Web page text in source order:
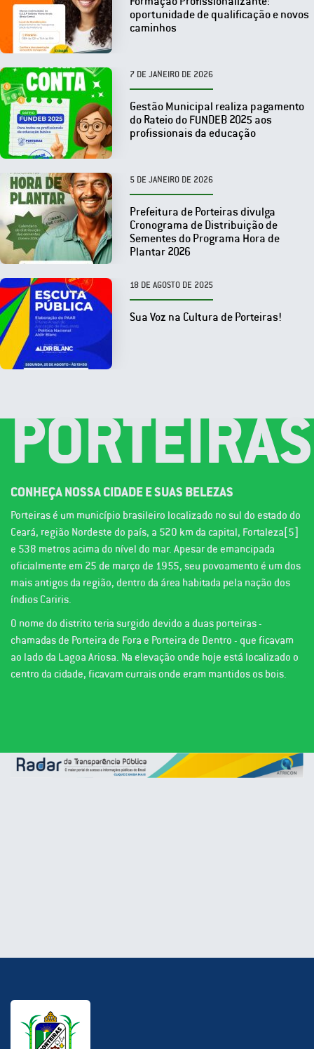
oportunidade de qualificação e novos
caminhos
7 DE JANEIRO DE 2026
Gestão Municipal realiza pagamento
do Rateio do FUNDEB 2025 aos
profissionais da educação
5 DE JANEIRO DE 2026
Prefeitura de Porteiras divulga
Cronograma de Distribuição de
Sementes do Programa Hora de
Plantar 2026
18 DE AGOSTO DE 2025
Sua Voz na Cultura de Porteiras!
PORTEIRAS
CONHEÇA NOSSA CIDADE E SUAS BELEZAS
Porteiras é um município brasileiro localizado no sul do estado do
Ceará, região Nordeste do país, a 520 km da capital, Fortaleza[5]
e 538 metros acima do nível do mar. Apesar de emancipada
oficialmente em 25 de março de 1955, seu povoamento é um dos
mais antigos da região, dentro da área habitada pela nação dos
índios Cariris.
O nome do distrito teria surgido devido a duas porteiras -
chamadas de Porteira de Fora e Porteira de Dentro - que ficavam
ao lado da Lagoa Ariosa. Na elevação onde hoje está localizado o
centro da cidade, ficavam currais onde eram mantidos os bois.